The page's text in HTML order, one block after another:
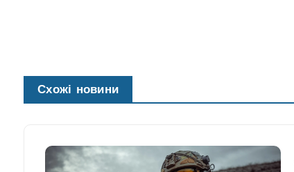
Схожі новини